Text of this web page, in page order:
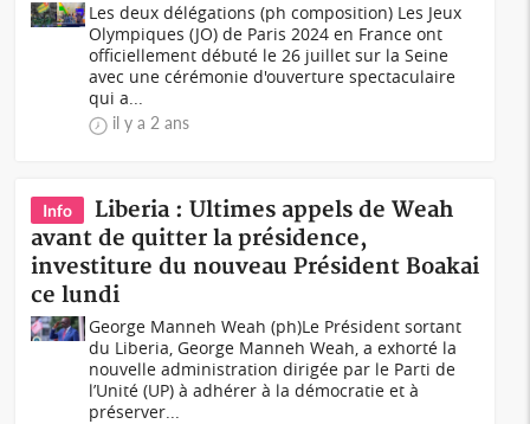
Les deux délégations (ph composition) Les Jeux
Olympiques (JO) de Paris 2024 en France ont
officiellement débuté le 26 juillet sur la Seine
avec une cérémonie d'ouverture spectaculaire
qui a...
il y a 2 ans
Info
Liberia : Ultimes appels de Weah
avant de quitter la présidence,
investiture du nouveau Président Boakai
ce lundi
George Manneh Weah (ph)Le Président sortant
du Liberia, George Manneh Weah, a exhorté la
nouvelle administration dirigée par le Parti de
l’Unité (UP) à adhérer à la démocratie et à
préserver...